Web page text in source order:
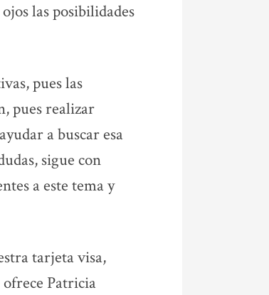
las posibilidades
pues las
pues realizar
a buscar esa
sigue con
a este tema y
tarjeta visa,
Patricia